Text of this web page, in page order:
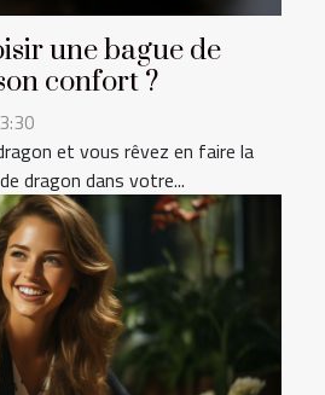
une bague de
confort ?
et vous rêvez en faire la
dragon dans votre...